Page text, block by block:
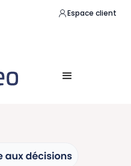
Espace client